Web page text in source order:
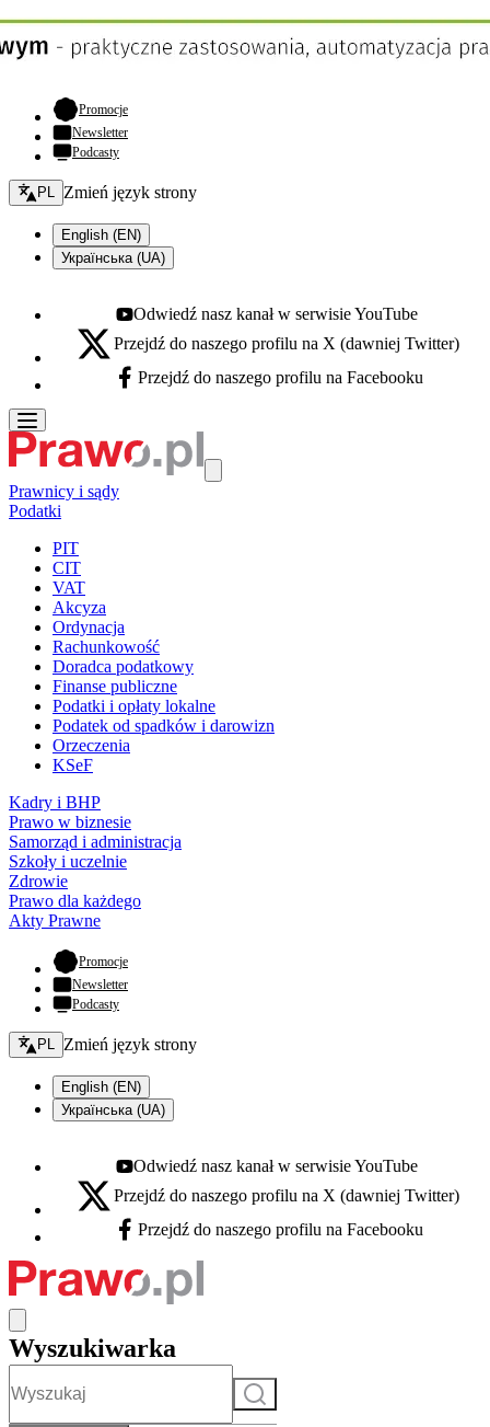
Promocje- otwiera się w nowej karcie
Newsletter
Podcasty
Zmień język - bieżący:
PL Zmień język strony
English (EN)
Українська (UA)
Youtube - otwiera się w nowej karcie
Odwiedź nasz kanał w serwisie YouTube
X - otwiera się w nowej karcie
Przejdź do naszego profilu na X (dawniej Twitter)
Facebook - otwiera się w nowej karcie
Przejdź do naszego profilu na Facebooku
Prawnicy i sądy
Podatki
PIT
CIT
VAT
Akcyza
Ordynacja
Rachunkowość
Doradca podatkowy
Finanse publiczne
Podatki i opłaty lokalne
Podatek od spadków i darowizn
Orzeczenia
KSeF
Kadry i BHP
Prawo w biznesie
Samorząd i administracja
Szkoły i uczelnie
Zdrowie
Prawo dla każdego
Akty Prawne
Promocje- otwiera się w nowej karcie
Newsletter
Podcasty
Zmień język - bieżący:
PL Zmień język strony
English (EN)
Українська (UA)
Youtube - otwiera się w nowej karcie
Odwiedź nasz kanał w serwisie YouTube
X - otwiera się w nowej karcie
Przejdź do naszego profilu na X (dawniej Twitter)
Facebook - otwiera się w nowej karcie
Przejdź do naszego profilu na Facebooku
Wyszukiwarka
Szukaj